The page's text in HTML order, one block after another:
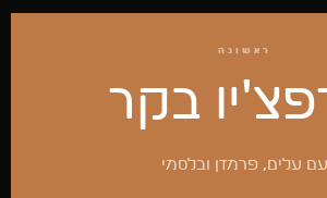
ראשונה
בקר
עם עלים, פרמזן ובלסמי